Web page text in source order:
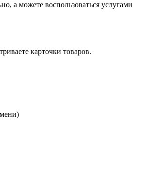
а можете воспользоваться услугами
карточки товаров.